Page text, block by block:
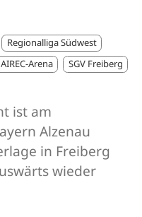
Regionalliga Südwest
Arena
SGV Freiberg
ist am
Alzenau
in Freiberg
wieder